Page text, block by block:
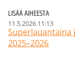
LISÄÄ AIHEESTA
11.5.2026 11:13
2025–2026